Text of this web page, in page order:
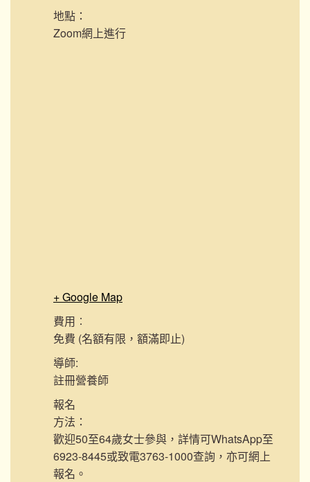
地點：
Zoom網上進行
+ Google Map
費用︰
免費 (名額有限，額滿即止)
導師:
註冊營養師
報名
方法：
歡迎50至64歲女士參與，詳情可WhatsApp至
6923-8445或致電3763-1000查詢，亦可網上
報名。